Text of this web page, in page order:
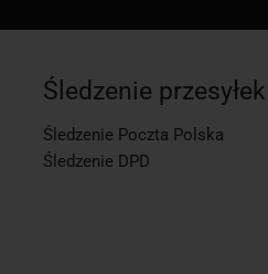
Śledzenie przesyłek
Śledzenie Poczta Polska
Śledzenie DPD